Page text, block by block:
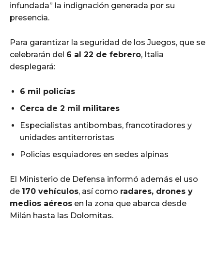
infundada” la indignación generada por su
presencia.
Para garantizar la seguridad de los Juegos, que se
celebrarán del 6 al 22 de febrero, Italia
desplegará:
6 mil policías
Cerca de 2 mil militares
Especialistas antibombas, francotiradores y
unidades antiterroristas
Policías esquiadores en sedes alpinas
El Ministerio de Defensa informó además el uso
de 170 vehículos, así como radares, drones y
medios aéreos en la zona que abarca desde
Milán hasta las Dolomitas.